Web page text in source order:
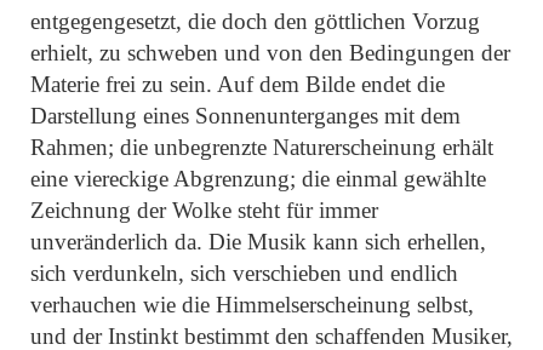
entgegengesetzt, die doch den göttlichen Vorzug
erhielt, zu schweben und von den Bedingungen der
Materie frei zu sein. Auf dem Bilde endet die
Darstellung eines Sonnenunterganges mit dem
Rahmen; die unbegrenzte Naturerscheinung erhält
eine viereckige Abgrenzung; die einmal gewählte
Zeichnung der Wolke steht für immer
unveränderlich da. Die Musik kann sich erhellen,
sich verdunkeln, sich verschieben und endlich
verhauchen wie die Himmelserscheinung selbst,
und der Instinkt bestimmt den schaffenden Musiker,